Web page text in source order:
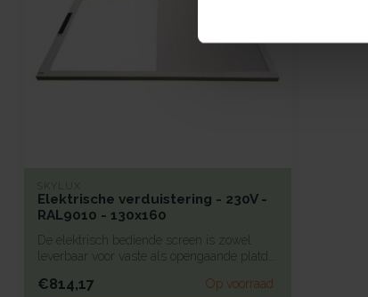
SKYLUX
Elektrische verduistering - 230V -
RAL9010 - 130x160
De elektrisch bediende screen is zowel
leverbaar voor vaste als opengaande platd...
€814,17 Op voorraad